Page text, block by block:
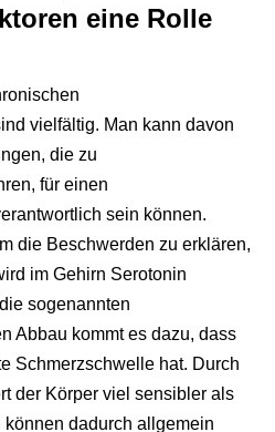
eine Rolle
vielfältig. Man kann davon
die zu
für einen
sein können.
die Beschwerden zu erklären,
im Gehirn Serotonin
sogenannten
Abbau kommt es dazu, dass
Schmerzschwelle hat. Durch
der Körper viel sensibler als
dadurch allgemein